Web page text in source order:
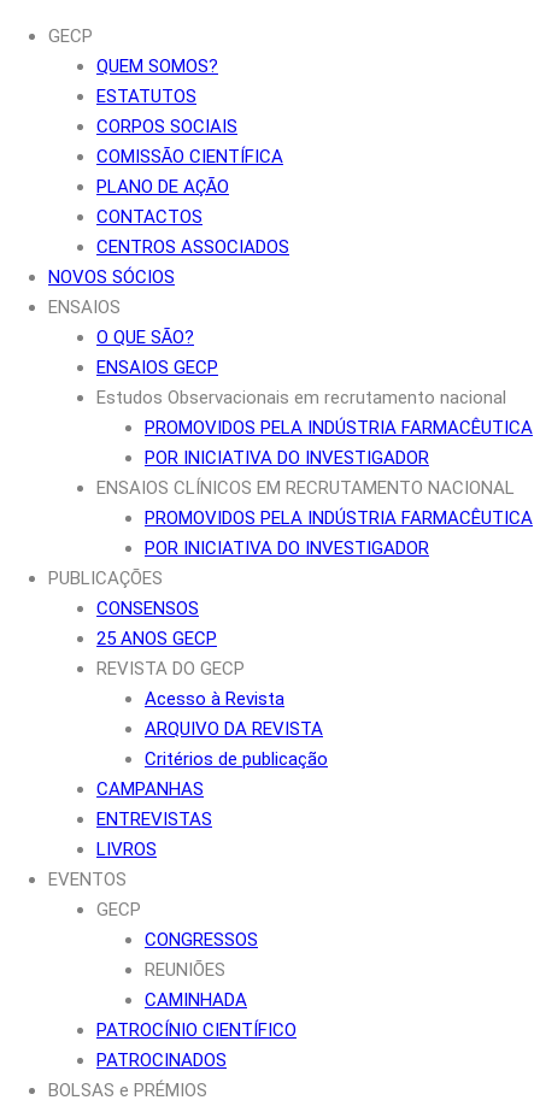
GECP
QUEM SOMOS?
ESTATUTOS
CORPOS SOCIAIS
COMISSÃO CIENTÍFICA
PLANO DE AÇÃO
CONTACTOS
CENTROS ASSOCIADOS
NOVOS SÓCIOS
ENSAIOS
O QUE SÃO?
ENSAIOS GECP
Estudos Observacionais em recrutamento nacional
PROMOVIDOS PELA INDÚSTRIA FARMACÊUTICA
POR INICIATIVA DO INVESTIGADOR
ENSAIOS CLÍNICOS EM RECRUTAMENTO NACIONAL
PROMOVIDOS PELA INDÚSTRIA FARMACÊUTICA
POR INICIATIVA DO INVESTIGADOR
PUBLICAÇÕES
CONSENSOS
25 ANOS GECP
REVISTA DO GECP
Acesso à Revista
ARQUIVO DA REVISTA
Critérios de publicação
CAMPANHAS
ENTREVISTAS
LIVROS
EVENTOS
GECP
CONGRESSOS
REUNIÕES
CAMINHADA
PATROCÍNIO CIENTÍFICO
PATROCINADOS
BOLSAS e PRÉMIOS